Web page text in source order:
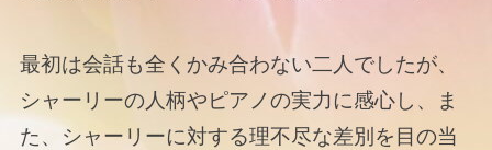
最初は会話も全くかみ合わない二人でしたが、
シャーリーの人柄やピアノの実力に感心し、ま
た、シャーリーに対する理不尽な差別を目の当